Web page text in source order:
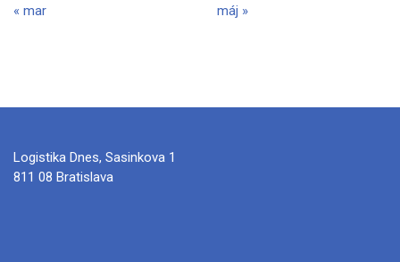
« mar máj »
Logistika Dnes, Sasinkova 1
811 08 Bratislava